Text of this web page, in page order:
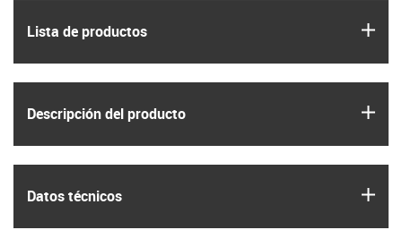
Lista de productos
Descripción del producto
Datos técnicos